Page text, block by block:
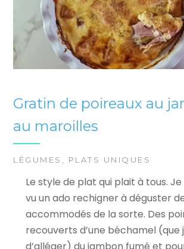
Gratin de poireaux au
au maroilles
LÉGUMES , PLATS UNIQUES
Le style de plat qui plait à tous. Je
vu un ado rechigner à déguster
accommodés de la sorte. Des
recouverts d’une béchamel (que